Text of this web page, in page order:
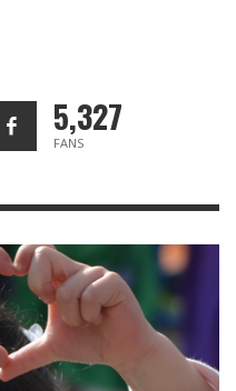
5,327
FANS